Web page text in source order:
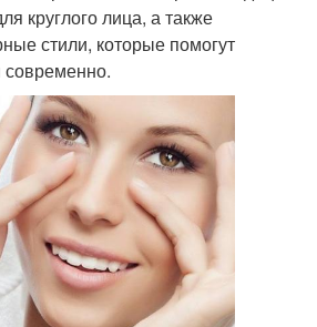
круглого лица, а также
стили, которые помогут
современно.